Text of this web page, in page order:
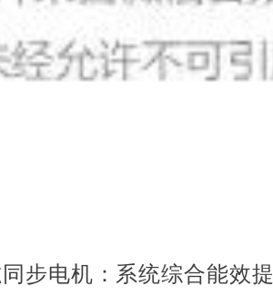
步电机：系统综合能效